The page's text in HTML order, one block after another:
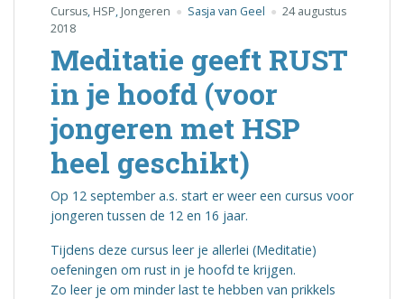
Cursus, HSP, Jongeren Sasja van Geel
24 augustus
2018
Meditatie geeft RUST
in je hoofd (voor
jongeren met HSP
heel geschikt)
Op 12 september a.s. start er weer een cursus voor
jongeren tussen de 12 en 16 jaar.
Tijdens deze cursus leer je allerlei (Meditatie)
oefeningen om rust in je hoofd te krijgen.
Zo leer je om minder last te hebben van prikkels